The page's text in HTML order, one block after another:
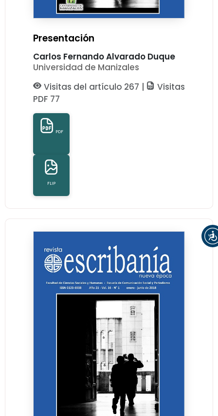
Presentación
Carlos Fernando Alvarado Duque
Universidad de Manizales
Visitas del artículo 267 |
Visitas
PDF 77
PDF
FLIP